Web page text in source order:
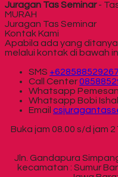
Juragan Tas Seminar-
MURAH
Juragan Tas Seminar
Kontak Kami
Apabila ada yang
melalui kontak di bawah
SMS
Call Center
Whatsapp
Whatsapp Bobi
Email
Buka jam 08.00 s/d jam
Jln. Gandapura
kecamatan : Sumur